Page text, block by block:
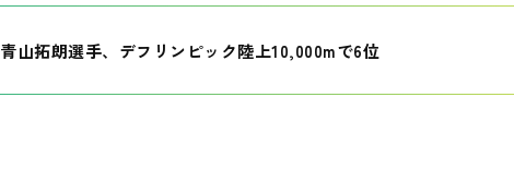
青山拓朗選手、デフリンピック陸上10,000mで6位